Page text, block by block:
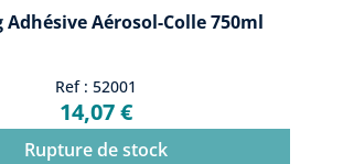
Adhésive Aérosol-Colle 750ml
Ref : 52001
14,07 €
Rupture de stock